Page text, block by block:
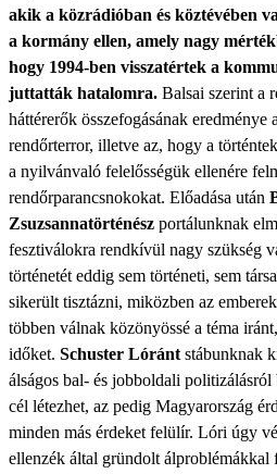
akik a közrádióban és köztévében
a kormány ellen, amely nagy
hogy 1994-ben visszatértek a
juttatták hatalomra. Balsai szerint a
háttérerők összefogásának eredménye
rendőrterror, illetve az, hogy a
a nyilvánvaló felelősségük ellenére
rendőrparancsnokokat. Előadása után
Zsuzsannatörténész portálunknak
fesztiválokra rendkívül nagy szükség
történetét eddig sem történeti, sem
sikerült tisztázni, miközben az
többen válnak közönyössé a téma
időket. Schuster Lóránt stábunknak
álságos bal- és jobboldali
cél létezhet, az pedig Magyarország
minden más érdeket felülír. Lóri úgy
ellenzék által gründolt álproblémákkal